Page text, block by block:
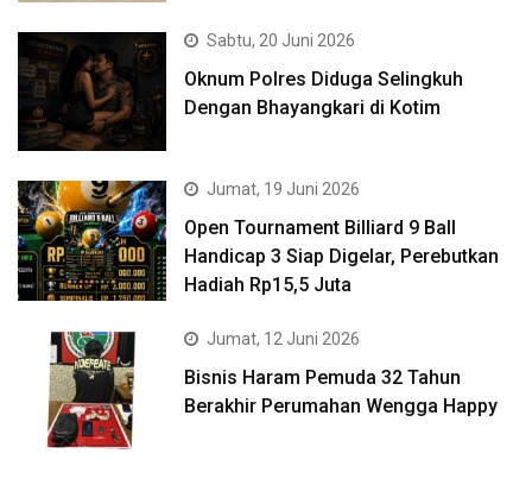
Sabtu, 20 Juni 2026
Oknum Polres Diduga Selingkuh
Dengan Bhayangkari di Kotim
Jumat, 19 Juni 2026
Open Tournament Billiard 9 Ball
Handicap 3 Siap Digelar, Perebutkan
Hadiah Rp15,5 Juta
Jumat, 12 Juni 2026
Bisnis Haram Pemuda 32 Tahun
Berakhir Perumahan Wengga Happy